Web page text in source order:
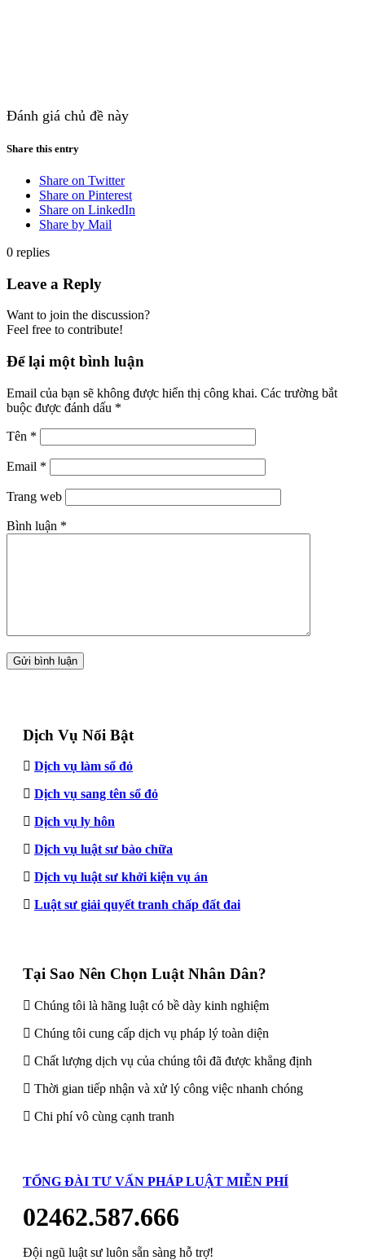
Đánh giá chủ đề này
Share this entry
Share on Twitter
Share on Pinterest
Share on LinkedIn
Share by Mail
0 replies
Leave a Reply
Want to join the discussion?
Feel free to contribute!
Để lại một bình luận
Email của bạn sẽ không được hiển thị công khai. Các trường bắt
buộc được đánh dấu *
Tên *
Email *
Trang web
Bình luận *
Dịch Vụ Nổi Bật
Dịch vụ làm sổ đỏ
Dịch vụ sang tên sổ đỏ
Dịch vụ ly hôn
Dịch vụ luật sư bào chữa
Dịch vụ luật sư khởi kiện vụ án
Luật sư giải quyết tranh chấp đất đai
Tại Sao Nên Chọn Luật Nhân Dân?
Chúng tôi là hãng luật có bề dày kinh nghiệm
Chúng tôi cung cấp dịch vụ pháp lý toàn diện
Chất lượng dịch vụ của chúng tôi đã được khẳng định
Thời gian tiếp nhận và xử lý công việc nhanh chóng
Chi phí vô cùng cạnh tranh
TỔNG ĐÀI TƯ VẤN PHÁP LUẬT MIỄN PHÍ
02462.587.666
Đội ngũ luật sư luôn sẵn sàng hỗ trợ!